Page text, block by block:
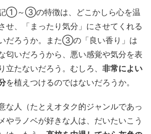
①～③の特徴は、どこかしら心を温
せ、「まったり気分」にさせてくれる
だろうか。また③の「良い香り」は
匂いだろうから、悪い感覚や気分を表
立たないだろう。むしろ、 非常によい
を植えつけるのではないだろうか。
な人（たとえオタク的ジャンルであっ
やラノベが好きな人は、だいたいこう